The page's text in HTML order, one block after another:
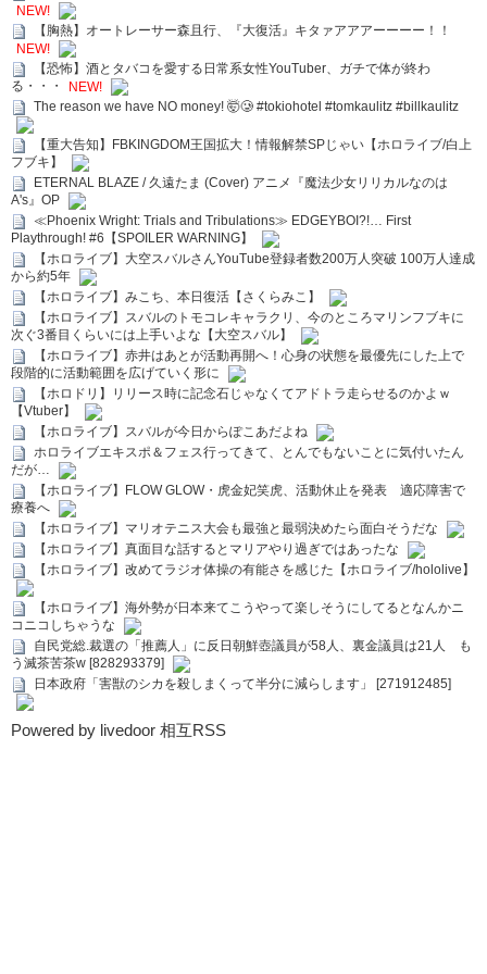
NEW!
【胸熱】オートレーサー森且行、『大復活』キタァアアアーーーー！！
NEW!
【恐怖】酒とタバコを愛する日常系女性YouTuber、ガチで体が終わ
る・・・
NEW!
The reason we have NO money! 🤯🥲 #tokiohotel #tomkaulitz #billkaulitz
【重大告知】FBKINGDOM王国拡大！情報解禁SPじゃい【ホロライブ/白上
フブキ】
ETERNAL BLAZE / 久遠たま (Cover) アニメ『魔法少女リリカルなのは
A's』OP
≪Phoenix Wright: Trials and Tribulations≫ EDGEYBOI?!… First
Playthrough! #6【SPOILER WARNING】
【ホロライブ】大空スバルさんYouTube登録者数200万人突破 100万人達成
から約5年
【ホロライブ】みこち、本日復活【さくらみこ】
【ホロライブ】スバルのトモコレキャラクリ、今のところマリンフブキに
次ぐ3番目くらいには上手いよな【大空スバル】
【ホロライブ】赤井はあとが活動再開へ！心身の状態を最優先にした上で
段階的に活動範囲を広げていく形に
【ホロドリ】リリース時に記念石じゃなくてアドトラ走らせるのかよｗ
【Vtuber】
【ホロライブ】スバルが今日からぽこあだよね
ホロライブエキスポ＆フェス行ってきて、とんでもないことに気付いたん
だが…
【ホロライブ】FLOW GLOW・虎金妃笑虎、活動休止を発表 適応障害で
療養へ
【ホロライブ】マリオテニス大会も最強と最弱決めたら面白そうだな
【ホロライブ】真面目な話するとマリアやり過ぎではあったな
【ホロライブ】改めてラジオ体操の有能さを感じた【ホロライブ/hololive】
【ホロライブ】海外勢が日本来てこうやって楽しそうにしてるとなんかニ
コニコしちゃうな
自民党総.裁選の「推薦人」に反日朝鮮壺議員が58人、裏金議員は21人 も
う滅茶苦茶w [828293379]
日本政府「害獣のシカを殺しまくって半分に減らします」 [271912485]
Powered by livedoor 相互RSS